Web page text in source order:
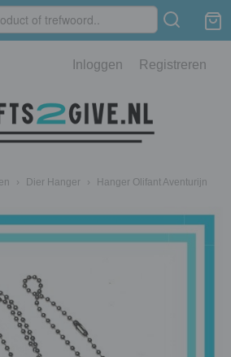
Inloggen Registreren
› Dier Hanger › Hanger Olifant Aventurijn